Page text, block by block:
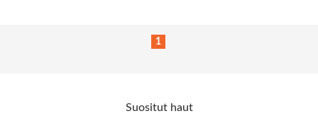
1
Suositut haut